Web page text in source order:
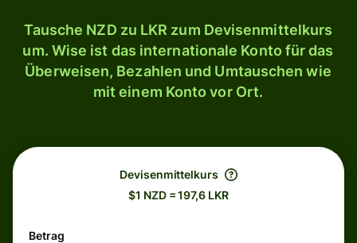
Tausche NZD zu LKR zum Devisenmittelkurs
um. Wise ist das internationale Konto für das
Überweisen, Bezahlen und Umtauschen wie
mit einem Konto vor Ort.
Devisenmittelkurs
$1 NZD = 197,6 LKR
Betrag